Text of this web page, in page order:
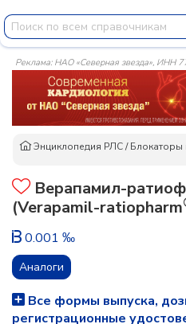
Реклама: НАО «Северная звезда», ИНН
Энциклопедия РЛС/Блокаторы
Верапамил-
(Verapamil-ratiopharm
0.001 ‰
Аналоги
Все формы выпуска,
регистрационные